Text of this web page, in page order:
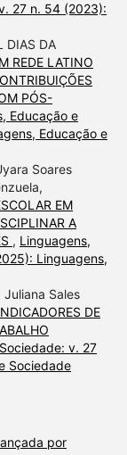
27 n. 54 (2023):
DIAS DA
REDE LATINO
PÓS-
Educação e
Educação e
Soares
EM
A
, Linguagens,
Linguagens,
Sales
DE
v. 27
Sociedade
por